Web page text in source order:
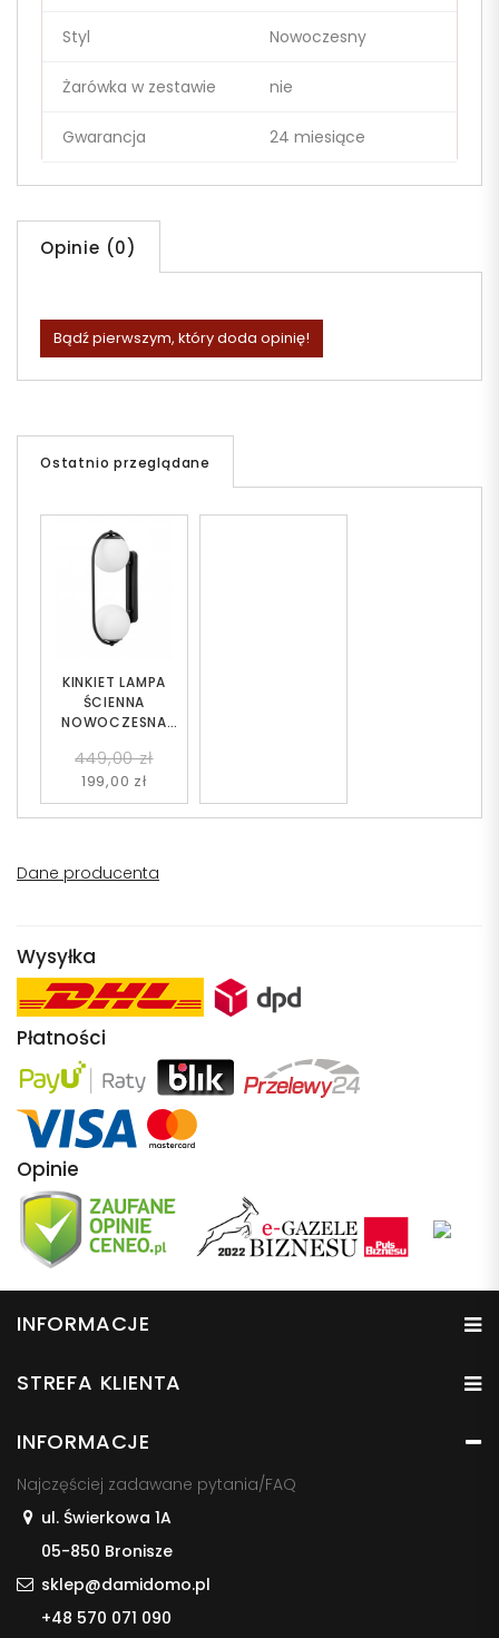
Styl Nowoczesny
Żarówka w zestawie nie
Gwarancja 24 miesiące
Opinie (0)
Bądź pierwszym, który doda opinię!
Ostatnio przeglądane
KINKIET LAMPA
ŚCIENNA
NOWOCZESNA
449,00 zł
199,00 zł
Dane producenta
Wysyłka
Płatności
Opinie
INFORMACJE
STREFA KLIENTA
INFORMACJE
Najczęściej zadawane pytania/FAQ
ul. Świerkowa 1A
05-850 Bronisze
sklep@damidomo.pl
+48 570 071 090